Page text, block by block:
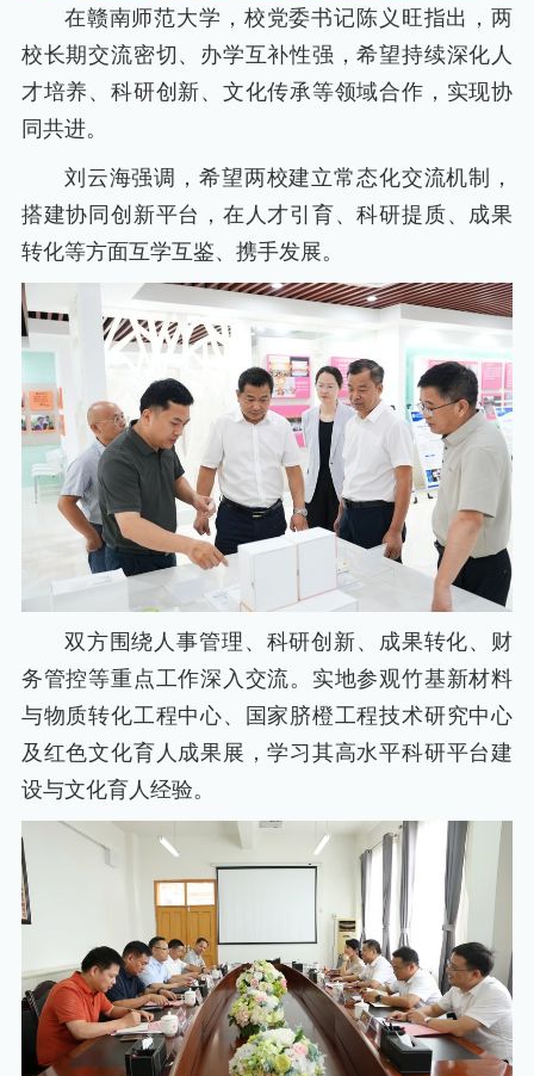
在赣南师范大学，校党委书记陈义旺指出，两
校长期交流密切、办学互补性强，希望持续深化人
才培养、科研创新、文化传承等领域合作，实现协
同共进。
刘云海强调，希望两校建立常态化交流机制，
搭建协同创新平台，在人才引育、科研提质、成果
转化等方面互学互鉴、携手发展。
双方围绕人事管理、科研创新、成果转化、财
务管控等重点工作深入交流。实地参观竹基新材料
与物质转化工程中心、国家脐橙工程技术研究中心
及红色文化育人成果展，学习其高水平科研平台建
设与文化育人经验。